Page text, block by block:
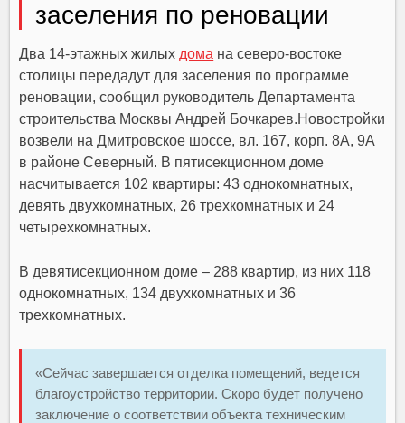
заселения по реновации
Два 14-этажных жилых дома на северо-востоке
столицы передадут для заселения по программе
реновации, сообщил руководитель Департамента
строительства Москвы Андрей Бочкарев.Новостройки
возвели на Дмитровское шоссе, вл. 167, корп. 8А, 9А
в районе Северный. В пятисекционном доме
насчитывается 102 квартиры: 43 однокомнатных,
девять двухкомнатных, 26 трехкомнатных и 24
четырехкомнатных.
В девятисекционном доме – 288 квартир, из них 118
однокомнатных, 134 двухкомнатных и 36
трехкомнатных.
«Сейчас завершается отделка помещений, ведется
благоустройство территории. Скоро будет получено
заключение о соответствии объекта техническим